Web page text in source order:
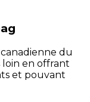
du
en offrant
et pouvant